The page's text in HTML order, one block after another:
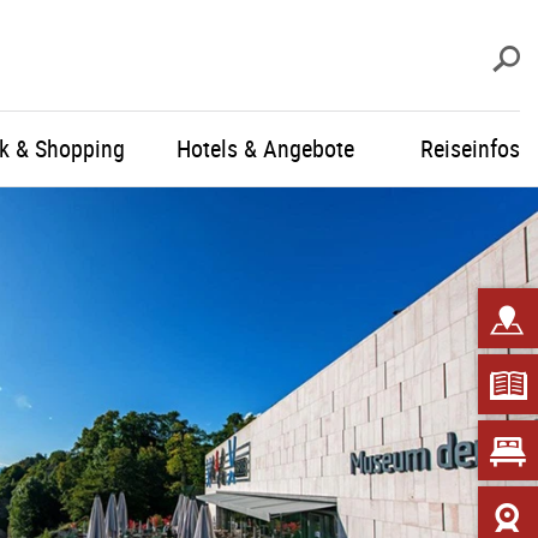
& Shopping Hotels & Angebote Reiseinfos